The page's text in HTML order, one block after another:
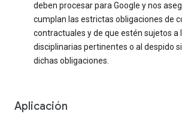
deben procesar para Google y nos
cumplan las estrictas obligaciones de
contractuales y de que estén sujetos a
disciplinarias pertinentes o al despido
dichas obligaciones.
Aplicación